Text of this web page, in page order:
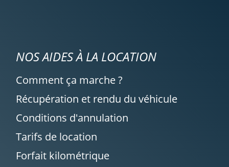
NOS AIDES À LA LOCATION
Comment ça marche ?
Récupération et rendu du véhicule
Conditions d'annulation
Tarifs de location
Forfait kilométrique